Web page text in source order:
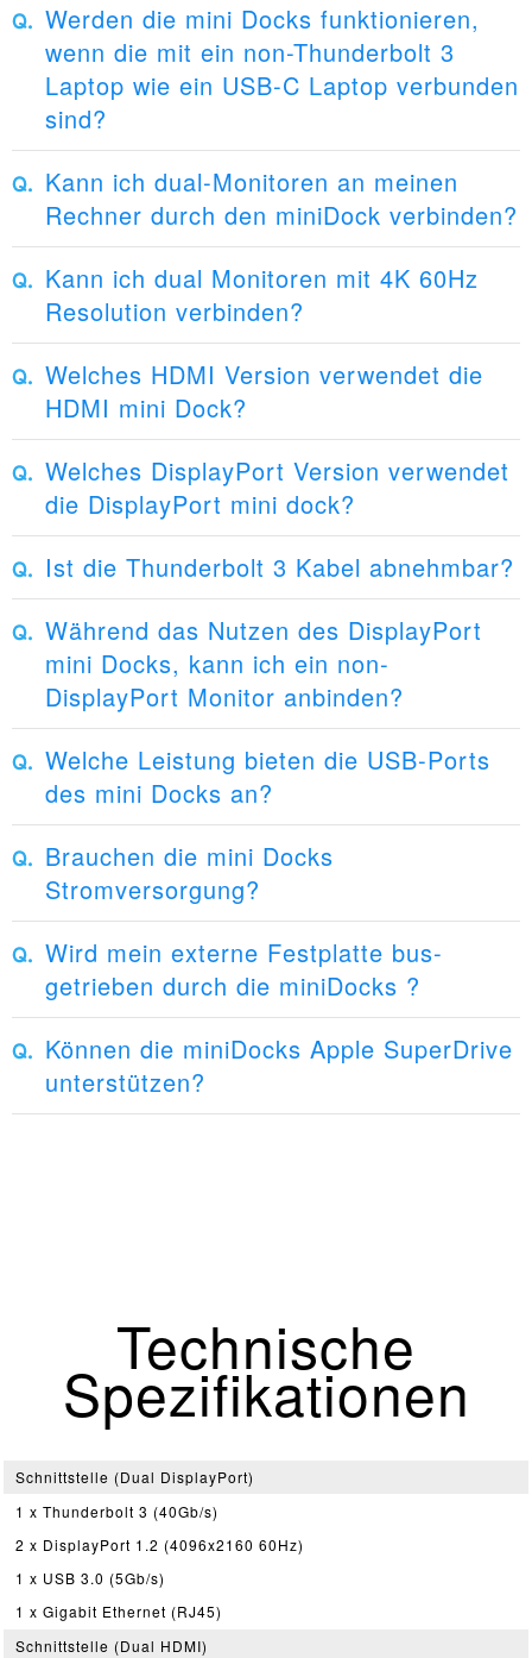
Werden die mini Docks funktionieren,
wenn die mit ein non-Thunderbolt 3
Laptop wie ein USB-C Laptop verbunden
sind?
Kann ich dual-Monitoren an meinen
Rechner durch den miniDock verbinden?
Kann ich dual Monitoren mit 4K 60Hz
Resolution verbinden?
Welches HDMI Version verwendet die
HDMI mini Dock?
Welches DisplayPort Version verwendet
die DisplayPort mini dock?
Ist die Thunderbolt 3 Kabel abnehmbar?
Während das Nutzen des DisplayPort
mini Docks, kann ich ein non-
DisplayPort Monitor anbinden?
Welche Leistung bieten die USB-Ports
des mini Docks an?
Brauchen die mini Docks
Stromversorgung?
Wird mein externe Festplatte bus-
getrieben durch die miniDocks ?
Können die miniDocks Apple SuperDrive
unterstützen?
Technische
Spezifikationen
Schnittstelle (Dual DisplayPort)
1 x Thunderbolt 3 (40Gb/s)
2 x DisplayPort 1.2 (4096x2160 60Hz)
1 x USB 3.0 (5Gb/s)
1 x Gigabit Ethernet (RJ45)
Schnittstelle (Dual HDMI)